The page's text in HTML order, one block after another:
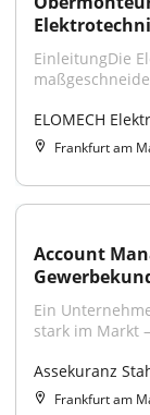
EinleitungDie
ELOMECH
Frankfurt am
Account
Ein
stark im Markt
Assekuranz
Frankfurt am